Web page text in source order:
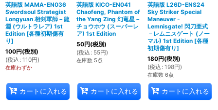
英語版 MAMA-EN036
Swordsoul Strategist
Longyuan 相剣軍師－龍
淵 (ウルトラレア) 1st
Edition [各種初期傷有
り]
100円(税別)
(税込 : 110円)
在庫わずか
カートに入れる
英語版 KICO-EN041
Chaofeng, Phantom of
the Yang Zing 幻竜星－
チョウホウ (スーパーレ
ア) 1st Edition
50円(税別)
(税込 : 55円)
在庫数 5点
カートに入れる
英語版 L26D-ENS24
Sky Striker Special
Maneuver -
Lemnisgate! 閃刀亜式
－レムニスゲート (ノー
マル) 1st Edition [各種
初期傷有り]
180円(税別)
(税込 : 198円)
在庫数 6点
カートに入れる